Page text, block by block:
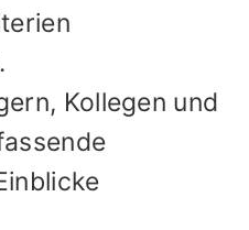
Kollegen und